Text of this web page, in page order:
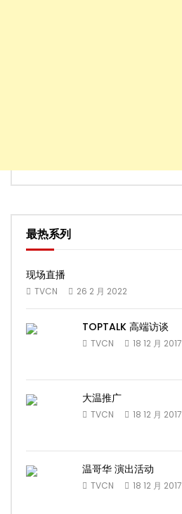
最热系列
现场直播
TVCN 26 2 月 2022
TOPTALK 高端访谈
TVCN 18 12 月 2017
大温推广
TVCN 18 12 月 2017
温哥华 演出活动
TVCN 18 12 月 2017